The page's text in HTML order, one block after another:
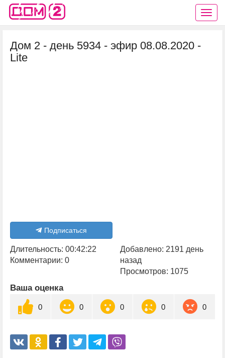
Дом 2 - день 5934 - эфир 08.08.2020 -
Lite
Подписаться
Длительность: 00:42:22
Комментарии: 0
Добавлено: 2191 день
назад
Просмотров: 1075
Ваша оценка
0 0 0 0 0